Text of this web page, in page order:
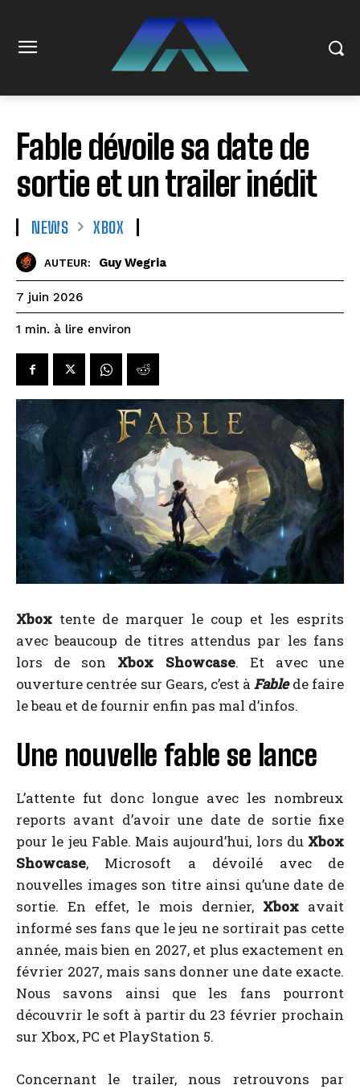
Fable dévoile sa date de
sortie et un trailer inédit
NEWS XBOX
AUTEUR: Guy Wegria
7 juin 2026
1 min. à lire environ
Xbox tente de marquer le coup et les esprits
avec beaucoup de titres attendus par les fans
lors de son Xbox Showcase. Et avec une
ouverture centrée sur Gears, c’est àFable de faire
le beau et de fournir enfin pas mal d’infos.
Une nouvelle fable se lance
L’attente fut donc longue avec les nombreux
reports avant d’avoir une date de sortie fixe
pour le jeu Fable. Mais aujourd’hui, lors du Xbox
Showcase, Microsoft a dévoilé avec de
nouvelles images son titre ainsi qu’une date de
sortie. En effet, le mois dernier, Xboxavait
informé ses fans que le jeu ne sortirait pas cette
année, mais bien en 2027, et plus exactement en
février 2027, mais sans donner une date exacte.
Nous savons ainsi que les fans pourront
découvrir le soft à partir du 23 février prochain
sur Xbox, PC et PlayStation 5.
Concernant le trailer, nous retrouvons par